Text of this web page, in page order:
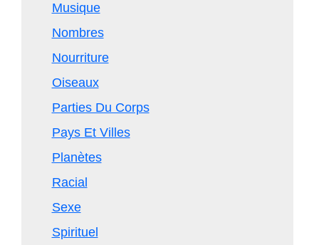
Musique
Nombres
Nourriture
Oiseaux
Parties Du Corps
Pays Et Villes
Planètes
Racial
Sexe
Spirituel